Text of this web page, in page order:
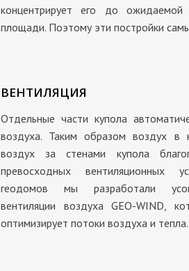
концентрирует его до
площади. Поэтому эти постройки
ВЕНТИЛЯЦИЯ
Отдельные части купола
воздуха. Таким образом воздух в
воздух за стенами купола
превосходных вентиляционных
геодомов мы разработали
вентиляции воздуха GEO-WIND,
оптимизирует потоки воздуха и тепла.